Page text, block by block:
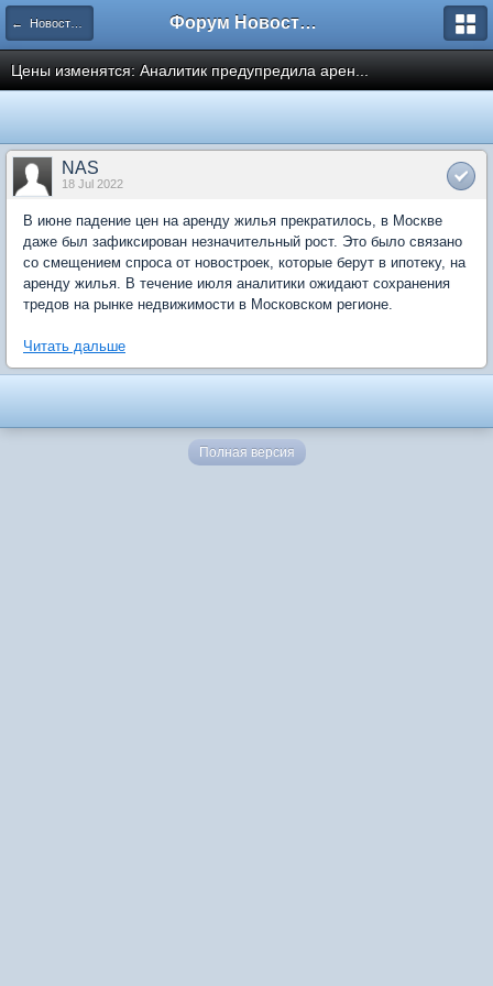
← Новости рынка недвижимости Форум Новостройки
Цены изменятся: Аналитик предупредила арен...
NAS
18 Jul 2022
В июне падение цен на аренду жилья прекратилось, в Москве
даже был зафиксирован незначительный рост. Это было связано
со смещением спроса от новостроек, которые берут в ипотеку, на
аренду жилья. В течение июля аналитики ожидают сохранения
тредов на рынке недвижимости в Московском регионе.
Читать дальше
Полная версия